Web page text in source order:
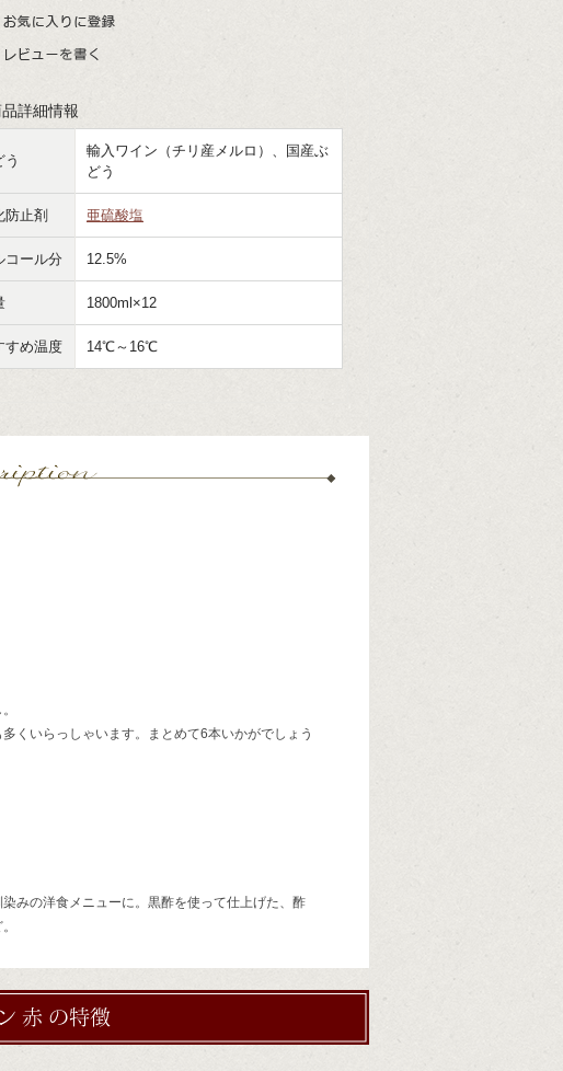
詳細情報
う
輸入ワイン（チリ産メルロ）、国産ぶ
どう
防止剤 亜硫酸塩
コール分 12.5%
1800ml×12
すめ温度 14℃～16℃
くいらっしゃいます。まとめて6本いかがでしょう
みの洋食メニューに。黒酢を使って仕上げた、酢
モンシェルヴァン赤の特徴